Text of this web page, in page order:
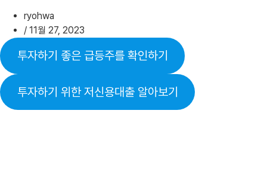
ryohwa
/ 11월 27, 2023
투자하기 좋은 급등주를 확인하기
투자하기 위한 저신용대출 알아보기